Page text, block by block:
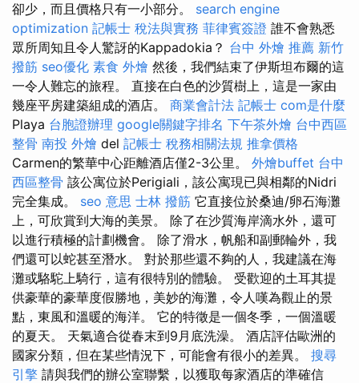
卻少，而且價格只有一小部分。 search engine
optimization 記帳士 稅法與實務 菲律賓簽證 誰不會熟悉
眾所周知且令人驚訝的Kappadokia？ 台中 外燴 推薦 新竹
撥筋 seo優化 素食 外燴 然後，我們結束了伊斯坦布爾的這
一令人難忘的旅程。 直接在白色的沙質樹上，這是一家由
幾座平房建築組成的酒店。 商業會計法 記帳士 com是什麼
Playa 台胞證辦理 google關鍵字排名 下午茶外燴 台中西區
整骨 南投 外燴 del 記帳士 稅務相關法規 推拿價格
Carmen的繁華中心距離酒店僅2-3公里。 外燴buffet 台中
西區整骨 該公寓位於Perigiali，該公寓現已與相鄰的Nidri
完全集成。 seo 意思 士林 撥筋 它直接位於桑迪/卵石海灘
上，可欣賞到大海的美景。 除了在沙質海岸滴水外，還可
以進行積極的計劃機會。 除了滑水，帆船和副郵輪外，我
們還可以蛇甚至潛水。 對於那些還不夠的人，我建議在海
灘或駱駝上騎行，這有很特別的體驗。 受歡迎的土耳其提
供豪華的豪華度假勝地，美妙的海灘，令人嘆為觀止的景
點，東風和溫暖的海洋。 它的特徵是一個冬季，一個溫暖
的夏天。 天氣適合從春末到9月底洗澡。 酒店評估歐洲的
國家分類，但在某些情況下，可能會有很小的差異。 搜尋
引擎 請與我們的辦公室聯繫，以獲取每家酒店的準確信